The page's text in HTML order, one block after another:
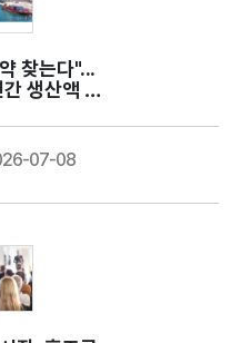
생산액 약
07-08